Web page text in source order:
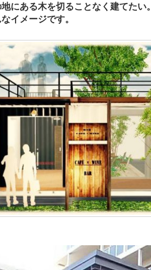
にある木を切ることなく建てたい。
イメージです。